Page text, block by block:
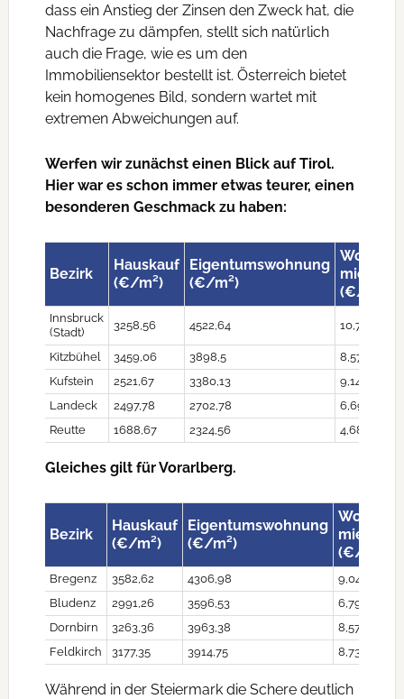
dass ein Anstieg der Zinsen den Zweck hat, die
Nachfrage zu dämpfen, stellt sich natürlich
auch die Frage, wie es um den
Immobiliensektor bestellt ist. Österreich bietet
kein homogenes Bild, sondern wartet mit
extremen Abweichungen auf.
Werfen wir zunächst einen Blick auf Tirol.
Hier war es schon immer etwas teurer, einen
besonderen Geschmack zu haben:
Bezirk
Hauskauf
(€/m²)
Eigentumswohnung
(€/m²)
mieten
(€/m²)
Innsbruck
(Stadt)
3258,56 4522,64 10,72
Kitzbühel 3459,06 3898,5
8,57
Kufstein
2521,67 3380,13
9,14
Landeck
2497,78 2702,78
6,69
Reutte
1688,67 2324,56 4,68
Gleiches gilt für Vorarlberg.
Bezirk
Hauskauf
(€/m²)
Eigentumswohnung
(€/m²)
mieten
(€/m²)
Bregenz 3582,62 4306,98
9,04
Bludenz
2991,26 3596,53
6,79
Dornbirn
3263,36 3963,38
8,57
Feldkirch
3177,35 3914,75 8,73
Während in der Steiermark die Schere deutlich